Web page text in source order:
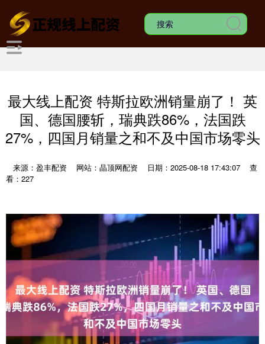
最大线上配资 特斯拉欧洲销量崩了！ 英
国、德国腰斩，瑞典跌86%，法国跌
27%，四国月销量之和不及中国市场零头
来源：盈丰配资 网站：晶顶网配资 日期：2025-08-18 17:43:07
查
看：227